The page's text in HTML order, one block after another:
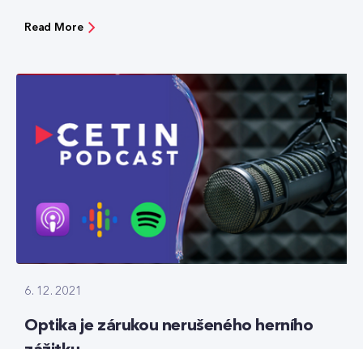
Read More
6. 12. 2021
Optika je zárukou nerušeného herního